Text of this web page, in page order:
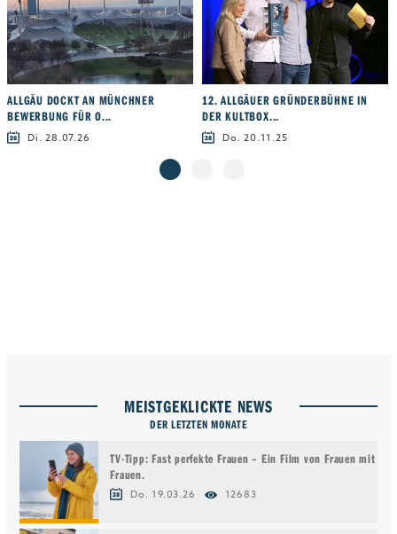
ALLGÄU DOCKT AN MÜNCHNER
BEWERBUNG FÜR O...
Di. 28.07.26
12. ALLGÄUER GRÜNDERBÜHNE IN
DER KULTBOX...
Do. 20.11.25
MEISTGEKLICKTE NEWS
DER LETZTEN MONATE
TV-Tipp: Fast perfekte Frauen – Ein Film von Frauen mit
Frauen.
Do. 19.03.26 12683